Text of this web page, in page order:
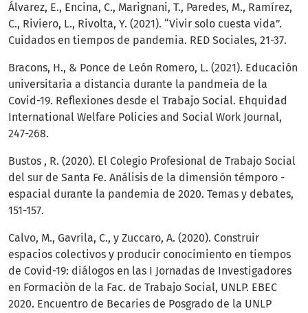
Álvarez, E., Encina, C., Marignani, T., Paredes, M., Ramírez,
C., Riviero, L., Rivolta, Y. (2021). “Vivir solo cuesta vida”.
Cuidados en tiempos de pandemia. RED Sociales, 21-37.
Bracons, H., & Ponce de León Romero, L. (2021). Educación
universitaria a distancia durante la pandmeia de la
Covid-19. Reflexiones desde el Trabajo Social. Ehquidad
International Welfare Policies and Social Work Journal,
247-268.
Bustos , R. (2020). El Colegio Profesional de Trabajo Social
del sur de Santa Fe. Análisis de la dimensión témporo -
espacial durante la pandemia de 2020. Temas y debates,
151-157.
Calvo, M., Gavrila, C., y Zuccaro, A. (2020). Construir
espacios colectivos y producir conocimiento en tiempos
de Covid-19: diálogos en las I Jornadas de Investigadores
en Formaciòn de la Fac. de Trabajo Social, UNLP. EBEC
2020. Encuentro de Becaries de Posgrado de la UNLP